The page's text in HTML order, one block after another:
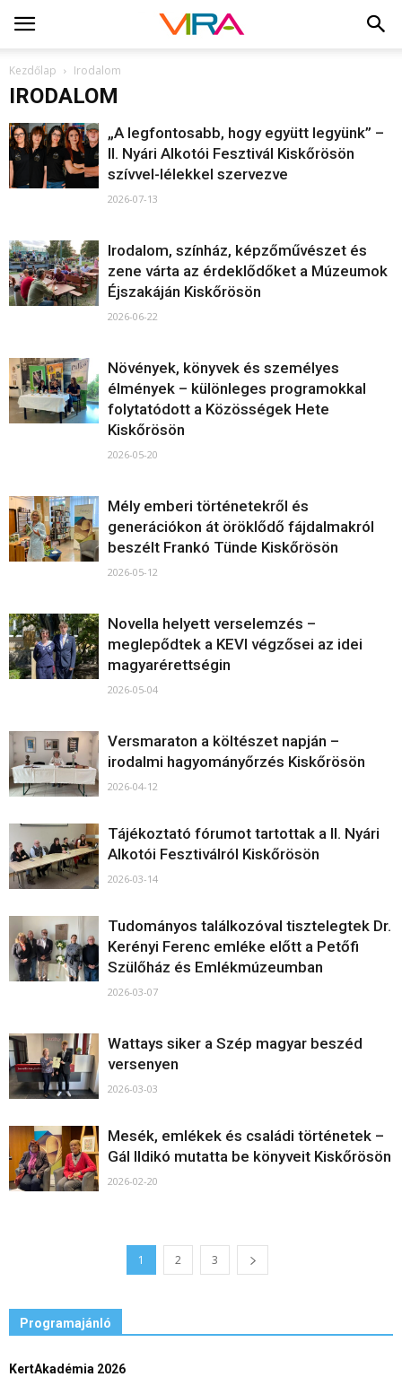
Kezdőlap Irodalom
IRODALOM
„A legfontosabb, hogy együtt legyünk” –
II. Nyári Alkotói Fesztivál Kiskőrösön
szívvel-lélekkel szervezve
2026-07-13
Irodalom, színház, képzőművészet és
zene várta az érdeklődőket a Múzeumok
Éjszakáján Kiskőrösön
2026-06-22
Növények, könyvek és személyes
élmények – különleges programokkal
folytatódott a Közösségek Hete
Kiskőrösön
2026-05-20
Mély emberi történetekről és
generációkon át öröklődő fájdalmakról
beszélt Frankó Tünde Kiskőrösön
2026-05-12
Novella helyett verselemzés –
meglepődtek a KEVI végzősei az idei
magyarérettségin
2026-05-04
Versmaraton a költészet napján –
irodalmi hagyományőrzés Kiskőrösön
2026-04-12
Tájékoztató fórumot tartottak a II. Nyári
Alkotói Fesztiválról Kiskőrösön
2026-03-14
Tudományos találkozóval tisztelegtek Dr.
Kerényi Ferenc emléke előtt a Petőfi
Szülőház és Emlékmúzeumban
2026-03-07
Wattays siker a Szép magyar beszéd
versenyen
2026-03-03
Mesék, emlékek és családi történetek –
Gál Ildikó mutatta be könyveit Kiskőrösön
2026-02-20
1 2 3
Programajánló
KertAkadémia 2026